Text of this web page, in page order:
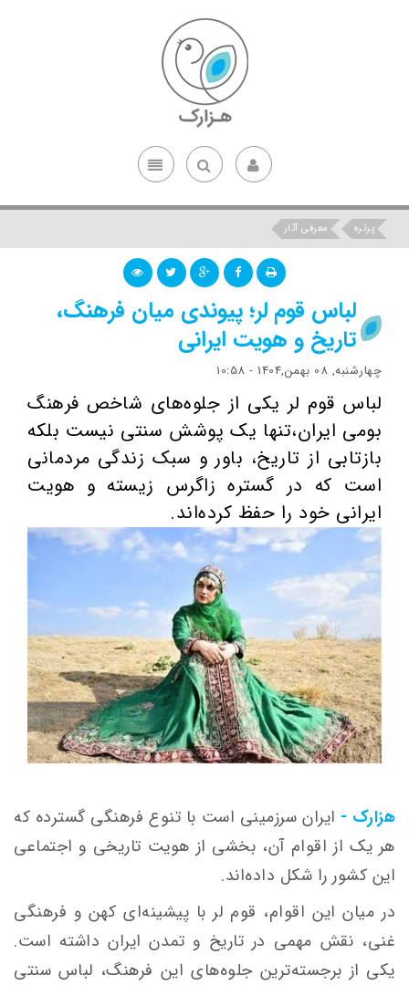
پرتره معرفی آثار
لباس قوم لر؛ پیوندی میان فرهنگ،
تاریخ و هویت ایرانی
چهارشنبه, 08 بهمن,1404 - 10:58
لباس قوم لر یکی از جلوه‌های شاخص فرهنگ
بومی ایران،تنها یک پوشش سنتی نیست بلکه
بازتابی از تاریخ، باور و سبک زندگی مردمانی
است که در گستره زاگرس زیسته‌ و هویت
ایرانی خود را حفظ کرده‌اند.
هزارک - ایران سرزمینی است با تنوع فرهنگی گسترده که
هر یک از اقوام آن، بخشی از هویت تاریخی و اجتماعی
این کشور را شکل داده‌اند.
در میان این اقوام، قوم لر با پیشینه‌ای کهن و فرهنگی
غنی، نقش مهمی در تاریخ و تمدن ایران داشته است.
یکی از برجسته‌ترین جلوه‌های این فرهنگ، لباس سنتی